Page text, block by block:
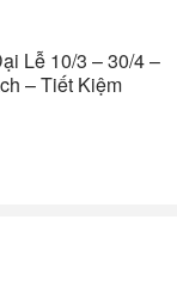
Lễ 10/3 – 30/4 –
– Tiết Kiệm